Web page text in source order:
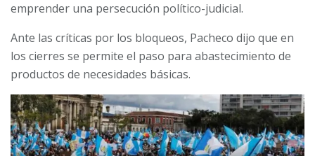
emprender una persecución político-judicial.
Ante las críticas por los bloqueos, Pacheco dijo que en
los cierres se permite el paso para abastecimiento de
productos de necesidades básicas.